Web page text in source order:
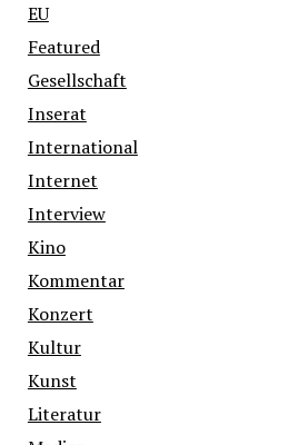
EU
Featured
Gesellschaft
Inserat
International
Internet
Interview
Kino
Kommentar
Konzert
Kultur
Kunst
Literatur